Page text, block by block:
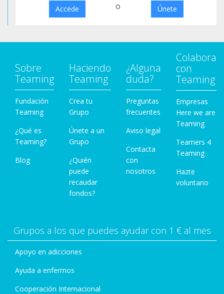
Accede o Únete
Sobre
Teaming
Fundación
Teaming
¿Qué es
Teaming?
Blog
Haciendo
Teaming
Crea tu
Grupo
Únete a un
Grupo
¿Quién
puede
recaudar
fondos?
¿Alguna
duda?
Preguntas
frecuentes
Aviso legal
Contacta
con
nosotros
Colabora
con
Teaming
Empresas
Here we are
Teaming
Teamers 4
Teaming
Hazte
voluntario
Grupos a los que puedes ayudar con 1 € al mes
Apoyo en adicciones
Ayuda a enfermos
Cooperación Internacional